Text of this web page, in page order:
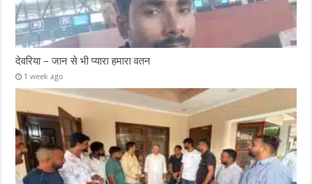
देवरिया – जान से भी प्यारा हमारा वतन
1 week ago